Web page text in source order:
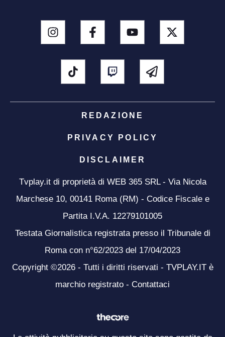
REDAZIONE
PRIVACY POLICY
DISCLAIMER
Tvplay.it di proprietà di WEB 365 SRL - Via Nicola
Marchese 10, 00141 Roma (RM) - Codice Fiscale e
Partita I.V.A. 12279101005
Testata Giornalistica registrata presso il Tribunale di
Roma con n°62/2023 del 17/04/2023
Copyright ©2026 - Tutti i diritti riservati - TVPLAY.IT è
marchio registrato - Contattaci